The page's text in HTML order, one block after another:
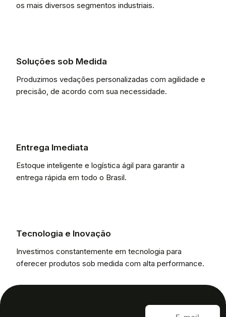
os mais diversos segmentos industriais.
Soluções sob Medida
Produzimos vedações personalizadas com agilidade e
precisão, de acordo com sua necessidade.
Entrega Imediata
Estoque inteligente e logística ágil para garantir a
entrega rápida em todo o Brasil.
Tecnologia e Inovação
Investimos constantemente em tecnologia para
oferecer produtos sob medida com alta performance.